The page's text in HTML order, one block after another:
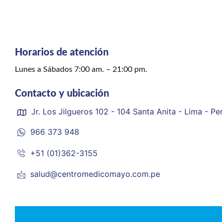
Horarios de atención
Lunes a Sábados 7:00 am. – 21:00 pm.
Contacto y ubicación
Jr. Los Jilgueros 102 - 104 Santa Anita - Lima -
966 373 948
+51 (01)362-3155
salud@centromedicomayo.com.pe